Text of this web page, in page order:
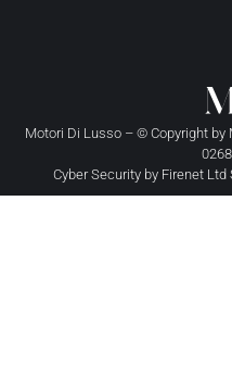
Motori Di Lusso – © Copyright by
Cyber Security by Firenet Ltd